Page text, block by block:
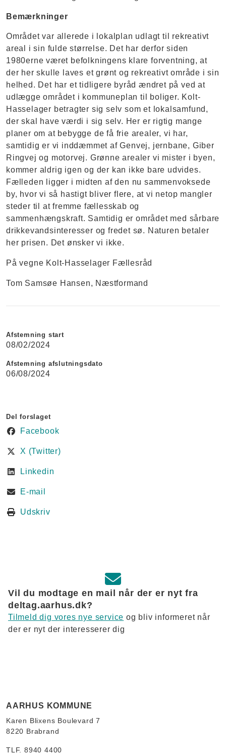
Bemærkninger
Området var allerede i lokalplan udlagt til rekreativt
areal i sin fulde størrelse. Det har derfor siden
1980erne været befolkningens klare forventning, at
der her skulle laves et grønt og rekreativt område i sin
helhed. Det har et tidligere byråd ændret på ved at
udlægge området i kommuneplan til boliger. Kolt-
Hasselager betragter sig selv som et lokalsamfund,
der skal have værdi i sig selv. Her er rigtig mange
planer om at bebygge de få frie arealer, vi har,
samtidig er vi inddæmmet af Genvej, jernbane, Giber
Ringvej og motorvej. Grønne arealer vi mister i byen,
kommer aldrig igen og der kan ikke bare udvides.
Fælleden ligger i midten af den nu sammenvoksede
by, hvor vi så hastigt bliver flere, at vi netop mangler
steder til at fremme fællesskab og
sammenhængskraft. Samtidig er området med sårbare
drikkevandsinteresser og fredet sø. Naturen betaler
her prisen. Det ønsker vi ikke.
På vegne Kolt-Hasselager Fællesråd
Tom Samsøe Hansen, Næstformand
Afstemning start
08/02/2024
Afstemning afslutningsdato
06/08/2024
Del forslaget
Facebook
X (Twitter)
Linkedin
E-mail
Udskriv
Vil du modtage en mail når der er nyt fra
deltag.aarhus.dk?
Tilmeld dig vores nye service og bliv informeret når
der er nyt der interesserer dig
AARHUS KOMMUNE
Karen Blixens Boulevard 7
8220 Brabrand
TLF. 8940 4400